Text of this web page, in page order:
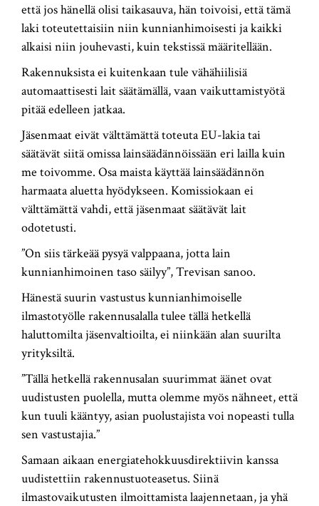
että jos hänellä olisi taikasauva, hän toivoisi, että tämä
laki toteutettaisiin niin kunnianhimoisesti ja kaikki
alkaisi niin jouhevasti, kuin tekstissä määritellään.
Rakennuksista ei kuitenkaan tule vähähiilisiä
automaattisesti lait säätämällä, vaan vaikuttamistyötä
pitää edelleen jatkaa.
Jäsenmaat eivät välttämättä toteuta EU-lakia tai
säätävät siitä omissa lainsäädännöissään eri lailla kuin
me toivomme. Osa maista käyttää lainsäädännön
harmaata aluetta hyödykseen. Komissiokaan ei
välttämättä vahdi, että jäsenmaat säätävät lait
odotetusti.
”On siis tärkeää pysyä valppaana, jotta lain
kunnianhimoinen taso säilyy”, Trevisan sanoo.
Hänestä suurin vastustus kunnianhimoiselle
ilmastotyölle rakennusalalla tulee tällä hetkellä
haluttomilta jäsenvaltioilta, ei niinkään alan suurilta
yrityksiltä.
”Tällä hetkellä rakennusalan suurimmat äänet ovat
uudistusten puolella, mutta olemme myös nähneet, että
kun tuuli kääntyy, asian puolustajista voi nopeasti tulla
sen vastustajia.”
Samaan aikaan energiatehokkuusdirektiivin kanssa
uudistettiin rakennustuoteasetus. Siinä
ilmastovaikutusten ilmoittamista laajennetaan, ja yhä